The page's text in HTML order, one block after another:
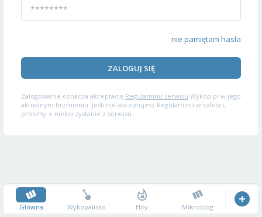
nie pamiętam hasła
ZALOGUJ SIĘ
Zalogowanie oznacza akceptację Regulaminu serwisu Wykop.pl w jego
aktualnym brzmieniu. Jeśli nie akceptujesz Regulaminu w całości,
prosimy o niekorzystanie z serwisu.
Główna Wykopalisko Hity Mikroblog